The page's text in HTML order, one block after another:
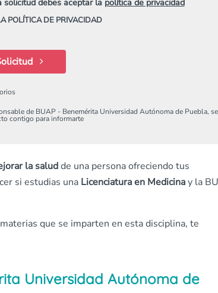
POLÍTICA DE PRIVACIDAD
de BUAP - Benemérita Universidad Autónoma de Puebla, se
contigo para informarte
la saludde una persona ofreciendo tus
si estudias una Licenciatura en Medicinay la
que se imparten en esta disciplina, te
Universidad Autónoma de